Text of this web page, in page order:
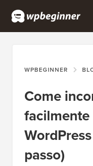
WPBEGINNER
Come
passo)